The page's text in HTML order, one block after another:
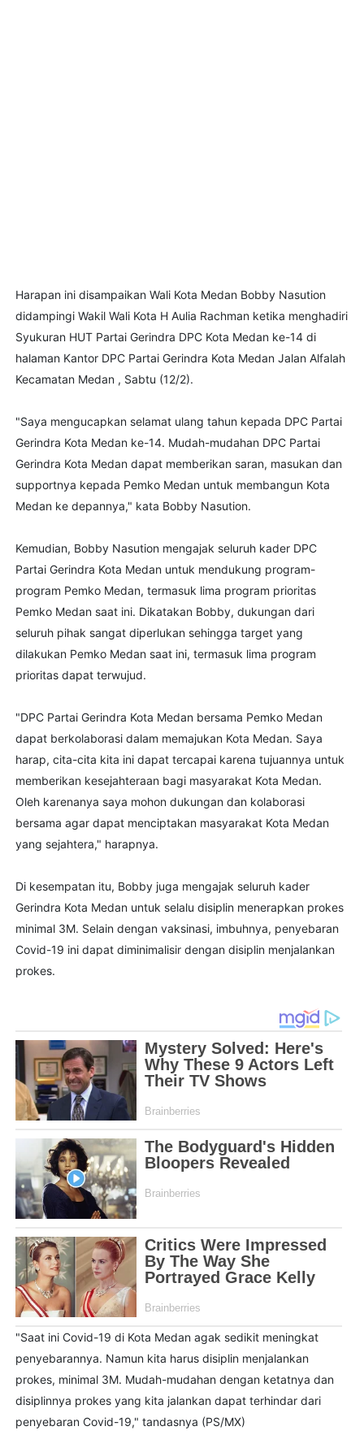
Harapan ini disampaikan Wali Kota Medan Bobby Nasution
didampingi Wakil Wali Kota H Aulia Rachman ketika menghadiri
Syukuran HUT Partai Gerindra DPC Kota Medan ke-14 di
halaman Kantor DPC Partai Gerindra Kota Medan Jalan Alfalah
Kecamatan Medan , Sabtu (12/2).
"Saya mengucapkan selamat ulang tahun kepada DPC Partai
Gerindra Kota Medan ke-14. Mudah-mudahan DPC Partai
Gerindra Kota Medan dapat memberikan saran, masukan dan
supportnya kepada Pemko Medan untuk membangun Kota
Medan ke depannya," kata Bobby Nasution.
Kemudian, Bobby Nasution mengajak seluruh kader DPC
Partai Gerindra Kota Medan untuk mendukung program-
program Pemko Medan, termasuk lima program prioritas
Pemko Medan saat ini. Dikatakan Bobby, dukungan dari
seluruh pihak sangat diperlukan sehingga target yang
dilakukan Pemko Medan saat ini, termasuk lima program
prioritas dapat terwujud.
"DPC Partai Gerindra Kota Medan bersama Pemko Medan
dapat berkolaborasi dalam memajukan Kota Medan. Saya
harap, cita-cita kita ini dapat tercapai karena tujuannya untuk
memberikan kesejahteraan bagi masyarakat Kota Medan.
Oleh karenanya saya mohon dukungan dan kolaborasi
bersama agar dapat menciptakan masyarakat Kota Medan
yang sejahtera," harapnya.
Di kesempatan itu, Bobby juga mengajak seluruh kader
Gerindra Kota Medan untuk selalu disiplin menerapkan prokes
minimal 3M. Selain dengan vaksinasi, imbuhnya, penyebaran
Covid-19 ini dapat diminimalisir dengan disiplin menjalankan
prokes.
"Saat ini Covid-19 di Kota Medan agak sedikit meningkat
penyebarannya. Namun kita harus disiplin menjalankan
prokes, minimal 3M. Mudah-mudahan dengan ketatnya dan
disiplinnya prokes yang kita jalankan dapat terhindar dari
penyebaran Covid-19," tandasnya (PS/MX)